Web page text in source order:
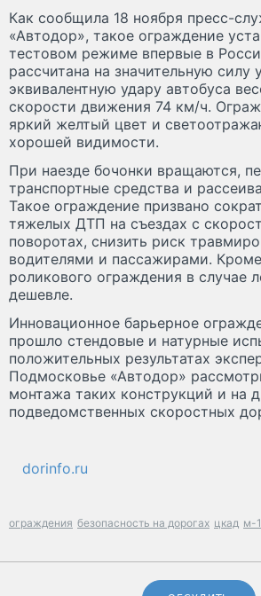
Как сообщила 18 ноября пресс-
«Автодор», такое ограждение
тестовом режиме впервые в
рассчитана на значительную силу
эквивалентную удару автобуса
скорости движения 74 км/ч.
яркий желтый цвет и
хорошей видимости.
При наезде бочонки вращаются,
транспортные средства и
Такое ограждение призвано
тяжелых ДТП на съездах с
поворотах, снизить риск
водителями и пассажирами.
роликового ограждения в случае
дешевле.
Инновационное барьерное
прошло стендовые и натурные
положительных результатах
Подмосковье «Автодор»
монтажа таких конструкций и на
подведомственных скоростных
dorinfo.ru
ограждения безопасность на дорогах цкад м-1